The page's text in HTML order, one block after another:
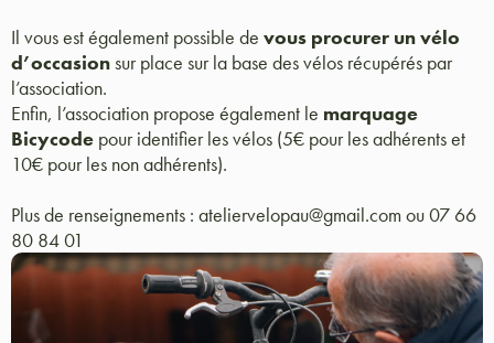
Il vous est également possible de vous procurer un vélo
d’occasionsur place sur la base des vélos récupérés par
l’association.
Enfin, l’association propose également le marquage
Bicycode pour identifier les vélos (5€ pour les adhérents et
10€ pour les non adhérents).
Plus de renseignements : ateliervelopau@gmail.com ou 07 66
80 84 01